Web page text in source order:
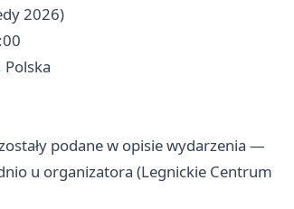
2026)
podane w opisie wydarzenia —
u organizatora (Legnickie Centrum